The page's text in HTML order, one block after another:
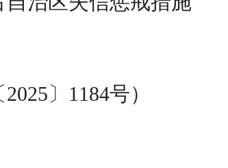
2025〕 1184号）